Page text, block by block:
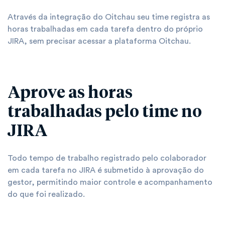
Através da integração do Oitchau seu time registra as
horas trabalhadas em cada tarefa dentro do próprio
JIRA, sem precisar acessar a plataforma Oitchau.
Aprove as horas
trabalhadas pelo time no
JIRA
Todo tempo de trabalho registrado pelo colaborador
em cada tarefa no JIRA é submetido à aprovação do
gestor, permitindo maior controle e acompanhamento
do que foi realizado.